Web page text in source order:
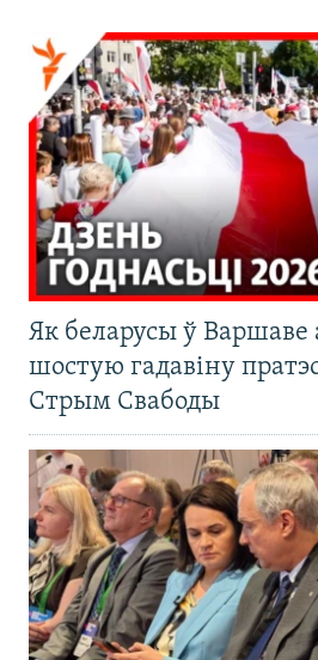
Як беларусы ў Варшаве
шостую гадавіну
Стрым Свабоды